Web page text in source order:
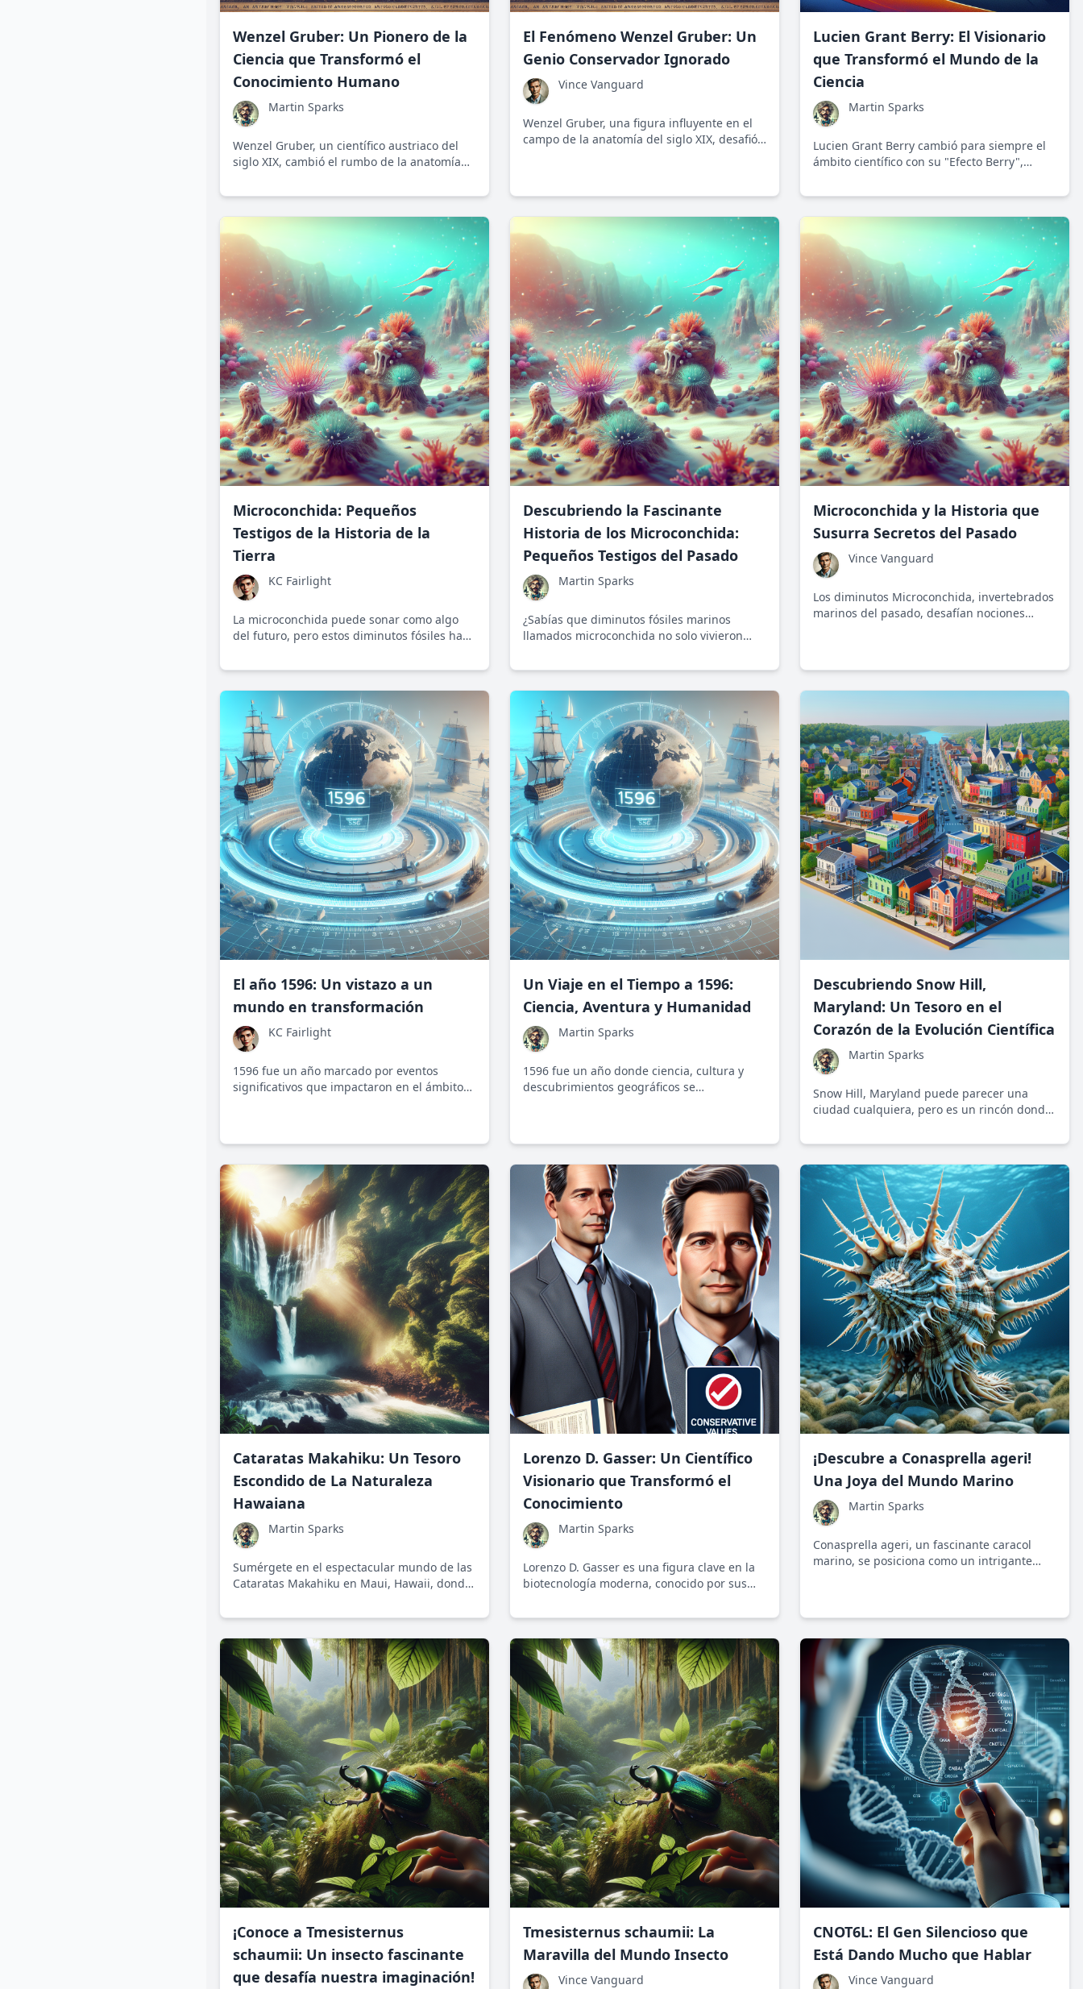
Wenzel Gruber: Un Pionero de la
Ciencia que Transformó el
Conocimiento Humano
Martin Sparks
Wenzel Gruber, un científico austriaco del
siglo XIX, cambió el rumbo de la anatomía
del sistema linfático y su enfoque accesible
El Fenómeno Wenzel Gruber: Un
Genio Conservador Ignorado
Vince Vanguard
Wenzel Gruber, una figura influyente en el
campo de la anatomía del siglo XIX, desafió
Lucien Grant Berry: El Visionario
que Transformó el Mundo de la
Ciencia
Martin Sparks
Lucien Grant Berry cambió para siempre el
ámbito científico con su "Efecto Berry",
demostrando cómo la ciencia puede
optimista y apasionada ha inspirado a
generaciones de científicos y soñadores.
Microconchida: Pequeños
Testigos de la Historia de la
Tierra
KC Fairlight
La microconchida puede sonar como algo
del futuro, pero estos diminutos fósiles han
años, ofreciendo revelaciones sobre el
comprender la evolución y adaptaciones de
la vida en respuesta a grandes cambios
ambientales.
Descubriendo la Fascinante
Historia de los Microconchida:
Pequeños Testigos del Pasado
Martin Sparks
¿Sabías que diminutos fósiles marinos
llamados microconchida no solo vivieron
secretos ecológicos del pasado? Sumérgete
Microconchida y la Historia que
Susurra Secretos del Pasado
Vince Vanguard
Los diminutos Microconchida, invertebrados
marinos del pasado, desafían nociones
El año 1596: Un vistazo a un
mundo en transformación
KC Fairlight
1596 fue un año marcado por eventos
significativos que impactaron en el ámbito
Un Viaje en el Tiempo a 1596:
Ciencia, Aventura y Humanidad
Martin Sparks
1596 fue un año donde ciencia, cultura y
descubrimientos geográficos se
Descubriendo Snow Hill,
Maryland: Un Tesoro en el
Corazón de la Evolución Científica
Martin Sparks
Snow Hill, Maryland puede parecer una
ciudad cualquiera, pero es un rincón donde
convergen en una extraordinaria exhibición
Cataratas Makahiku: Un Tesoro
Escondido de La Naturaleza
Hawaiana
Martin Sparks
Sumérgete en el espectacular mundo de las
Cataratas Makahiku en Maui, Hawaii, donde
ofrecer un paisaje inolvidable.
Lorenzo D. Gasser: Un Científico
Visionario que Transformó el
Conocimiento
Martin Sparks
Lorenzo D. Gasser es una figura clave en la
biotecnología moderna, conocido por sus
educación. Con su enfoque visionario, ha
aplicamos la ciencia.
¡Descubre a Conasprella ageri!
Una Joya del Mundo Marino
Martin Sparks
Conasprella ageri, un fascinante caracol
marino, se posiciona como un intrigante
¡Conoce a Tmesisternus
schaumii: Un insecto fascinante
que desafía nuestra imaginación!
Tmesisternus schaumii: La
Maravilla del Mundo Insecto
Vince Vanguard
CNOT6L: El Gen Silencioso que
Está Dando Mucho que Hablar
Vince Vanguard